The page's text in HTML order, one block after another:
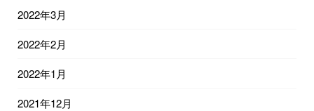
2022年3月
2022年2月
2022年1月
2021年12月